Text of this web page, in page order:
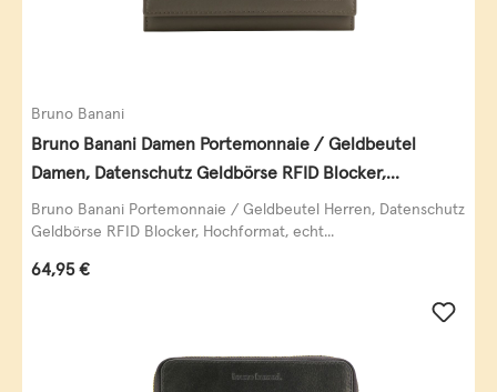
Bruno Banani
Bruno Banani Damen Portemonnaie / Geldbeutel
Damen, Datenschutz Geldbörse RFID Blocker,
Querformat, echt Leder, taupe
Bruno Banani Portemonnaie / Geldbeutel Herren, Datenschutz
Geldbörse RFID Blocker, Hochformat, echt...
Regulärer Preis:
64,95 €